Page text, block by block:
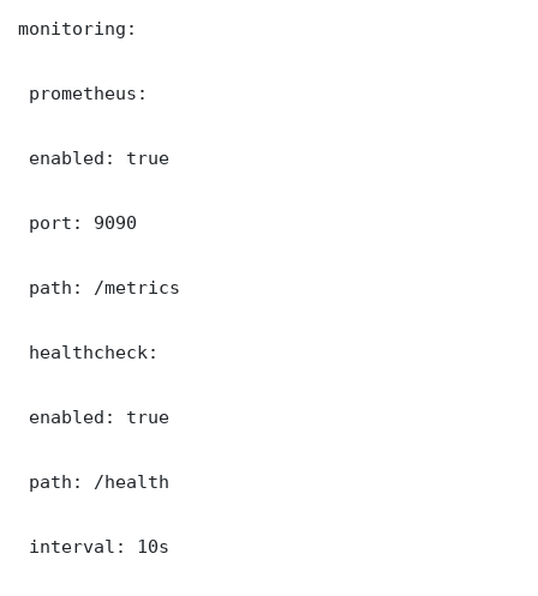
monitoring:
prometheus:
enabled: true
port: 9090
path: /metrics
healthcheck:
enabled: true
path: /health
interval: 10s